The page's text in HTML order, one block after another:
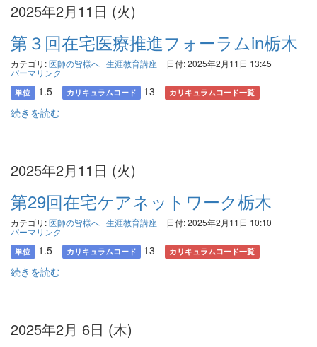
2025年2月11日 (火)
第３回在宅医療推進フォーラムin栃木
カテゴリ:医師の皆様へ | 生涯教育講座 日付: 2025年2月11日 13:45
パーマリンク
単位 1.5 カリキュラムコード 13 カリキュラムコード一覧
続きを読む
2025年2月11日 (火)
第29回在宅ケアネットワーク栃木
カテゴリ:医師の皆様へ | 生涯教育講座 日付: 2025年2月11日 10:10
パーマリンク
単位 1.5 カリキュラムコード 13 カリキュラムコード一覧
続きを読む
2025年2月 6日 (木)